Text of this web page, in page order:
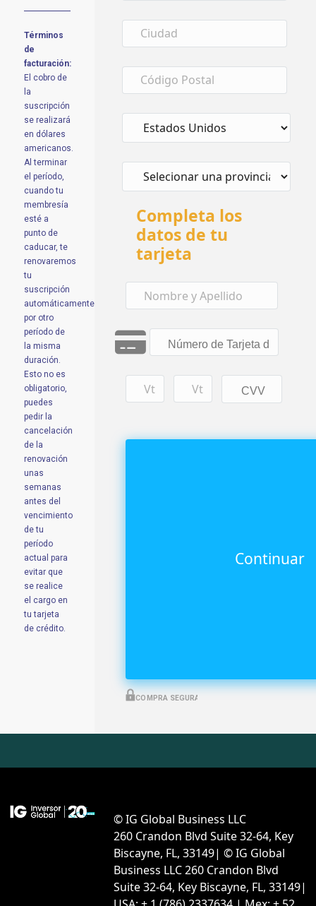
Términos
de
facturación:
El cobro de
la
suscripción
se realizará
en dólares
americanos.
Al terminar
el período,
cuando tu
membresía
esté a
punto de
caducar, te
renovaremos
tu
suscripción
automáticamente
por otro
período de
la misma
duración.
Esto no es
obligatorio,
puedes
pedir la
cancelación
de la
renovación
unas
semanas
antes del
vencimiento
de tu
período
actual para
evitar que
se realice
el cargo en
tu tarjeta
de crédito.
Completa los
datos de tu
tarjeta
COMPRA SEGURA
© IG Global Business LLC
260 Crandon Blvd Suite 32-64, Key
Biscayne, FL, 33149| © IG Global
Business LLC 260 Crandon Blvd
Suite 32-64, Key Biscayne, FL, 33149|